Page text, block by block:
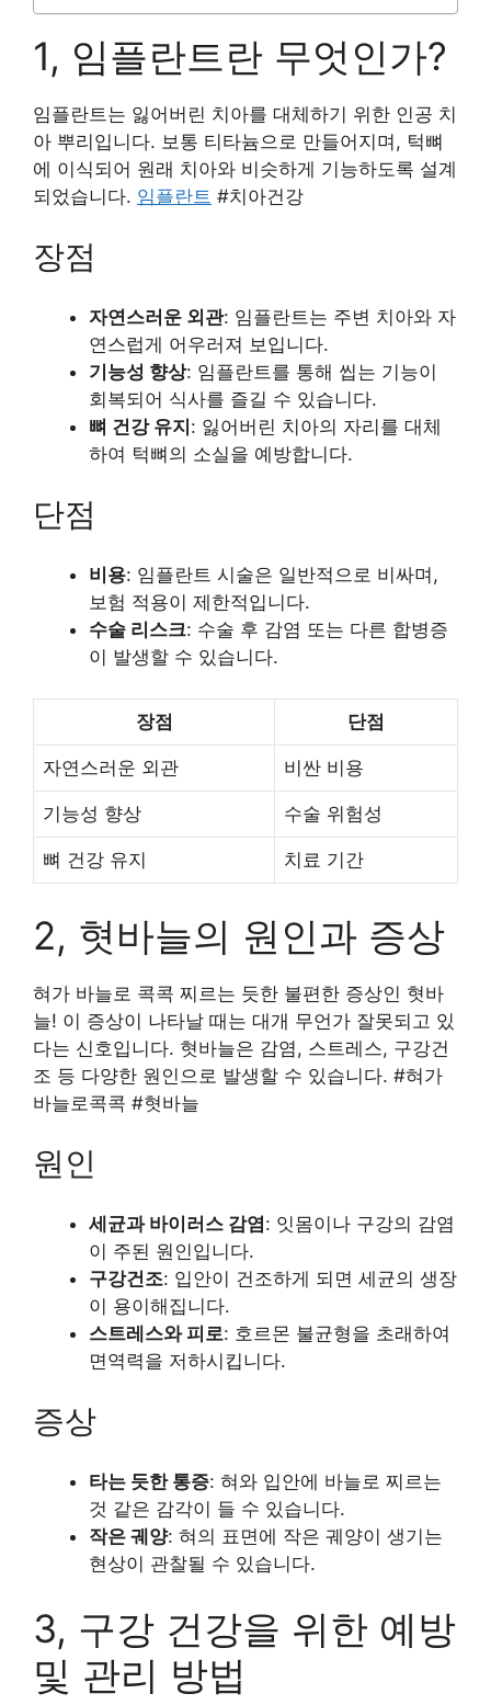
1, 임플란트란 무엇인가?
임플란트는 잃어버린 치아를 대체하기 위한 인공 치
아 뿌리입니다. 보통 티타늄으로 만들어지며, 턱뼈
에 이식되어 원래 치아와 비슷하게 기능하도록 설계
되었습니다. 임플란트 #치아건강
장점
자연스러운 외관: 임플란트는 주변 치아와 자
연스럽게 어우러져 보입니다.
기능성 향상: 임플란트를 통해 씹는 기능이
회복되어 식사를 즐길 수 있습니다.
뼈 건강 유지: 잃어버린 치아의 자리를 대체
하여 턱뼈의 소실을 예방합니다.
단점
비용: 임플란트 시술은 일반적으로 비싸며,
보험 적용이 제한적입니다.
수술 리스크: 수술 후 감염 또는 다른 합병증
이 발생할 수 있습니다.
장점 단점
자연스러운 외관 비싼 비용
기능성 향상 수술 위험성
뼈 건강 유지 치료 기간
2, 혓바늘의 원인과 증상
혀가 바늘로 콕콕 찌르는 듯한 불편한 증상인 혓바
늘! 이 증상이 나타날 때는 대개 무언가 잘못되고 있
다는 신호입니다. 혓바늘은 감염, 스트레스, 구강건
조 등 다양한 원인으로 발생할 수 있습니다. #혀가
바늘로콕콕 #혓바늘
원인
세균과 바이러스 감염: 잇몸이나 구강의 감염
이 주된 원인입니다.
구강건조: 입안이 건조하게 되면 세균의 생장
이 용이해집니다.
스트레스와 피로: 호르몬 불균형을 초래하여
면역력을 저하시킵니다.
증상
타는 듯한 통증: 혀와 입안에 바늘로 찌르는
것 같은 감각이 들 수 있습니다.
작은 궤양: 혀의 표면에 작은 궤양이 생기는
현상이 관찰될 수 있습니다.
3, 구강 건강을 위한 예방
및 관리 방법